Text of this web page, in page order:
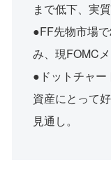
まで低下、実
●FF先物市場
み、現FOMC
●ドットチャー
資産にとって
見通し。